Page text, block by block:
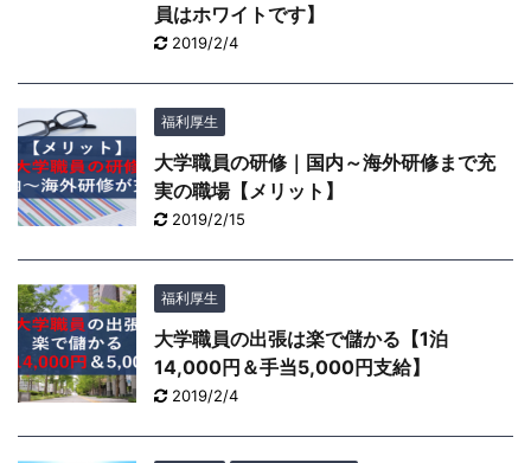
員はホワイトです】
2019/2/4
福利厚生
大学職員の研修｜国内～海外研修まで充
実の職場【メリット】
2019/2/15
福利厚生
大学職員の出張は楽で儲かる【1泊
14,000円＆手当5,000円支給】
2019/2/4